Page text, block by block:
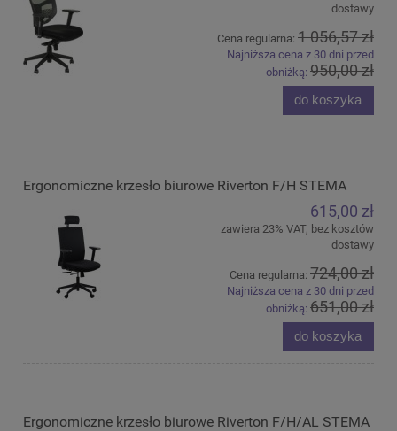
dostawy
Cena regularna: 1 056,57 zł
Najniższa cena z 30 dni przed
obniżką: 950,00 zł
do koszyka
Ergonomiczne krzesło biurowe Riverton F/H STEMA
615,00 zł
zawiera 23% VAT, bez kosztów
dostawy
Cena regularna: 724,00 zł
Najniższa cena z 30 dni przed
obniżką: 651,00 zł
do koszyka
Ergonomiczne krzesło biurowe Riverton F/H/AL STEMA